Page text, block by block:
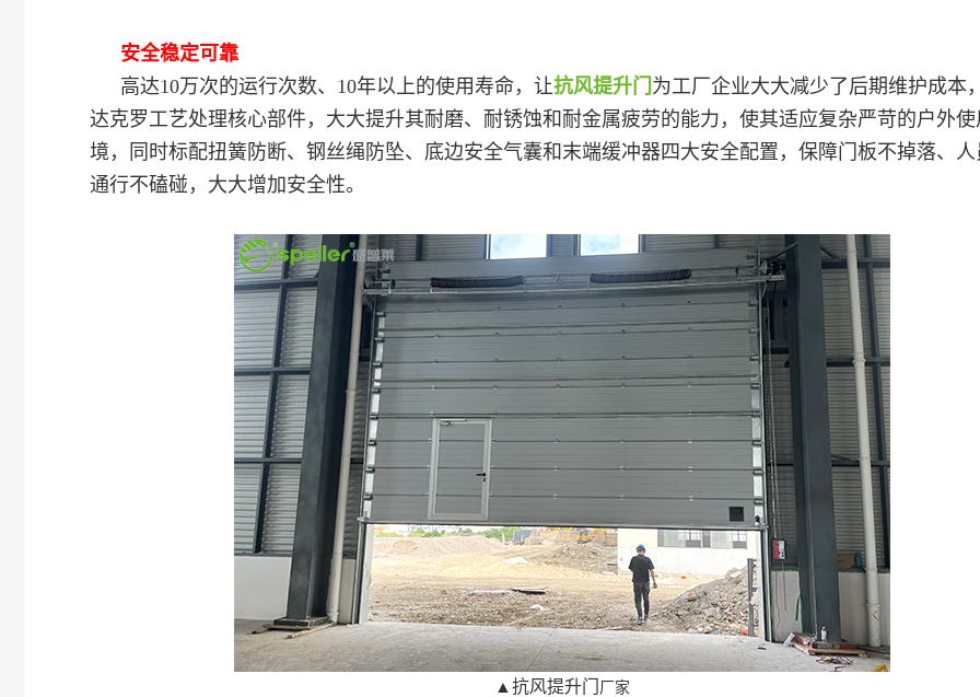
安全稳定可靠
高达10万次的运行次数、10年以上的使用寿命，让抗风提升门 为工厂企业大大减少了后期维护成本
达克罗工艺处理核心部件，大大提升其耐磨、耐锈蚀和耐金属疲劳的能力，使其适应复杂严苛的户外使
境，同时标配扭簧防断、钢丝绳防坠、底边安全气囊和末端缓冲器四大安全配置，保障门板不掉落、
通行不磕碰，大大增加安全性。
▲抗风提升门 厂家